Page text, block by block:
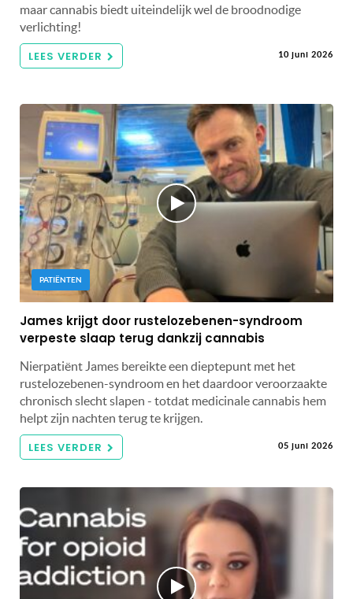
maar cannabis biedt uiteindelijk wel de broodnodige
verlichting!
LEES VERDER 10 juni 2026
PATIËNTEN
James krijgt door rustelozebenen-syndroom
verpeste slaap terug dankzij cannabis
Nierpatiënt James bereikte een dieptepunt met het
rustelozebenen-syndroom en het daardoor veroorzaakte
chronisch slecht slapen - totdat medicinale cannabis hem
helpt zijn nachten terug te krijgen.
LEES VERDER 05 juni 2026